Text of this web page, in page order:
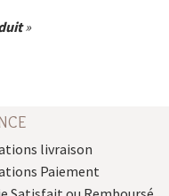
livraison
Paiement